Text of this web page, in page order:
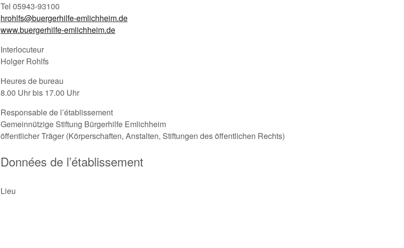
Tel 05943-93100
hrohlfs@buergerhilfe-emlichheim.de
www.buergerhilfe-emlichheim.de
Interlocuteur
Holger Rohlfs
Heures de bureau
8.00 Uhr bis 17.00 Uhr
Responsable de l’établissement
Gemeinnützige Stiftung Bürgerhilfe Emlichheim
öffentlicher Träger (Körperschaften, Anstalten, Stiftungen des öffentlichen Rechts)
Données de l’établissement
Lieu